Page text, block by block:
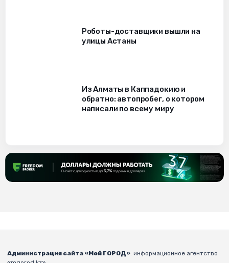
Роботы-доставщики вышли на
улицы Астаны
Из Алматы в Каппадокию и
обратно: автопробег, о котором
написали по всему миру
Администрация сайта «Мой ГОРОД»: информационное агентство